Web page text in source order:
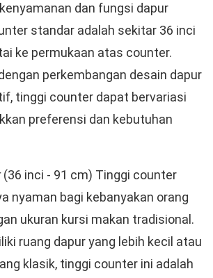
dan fungsi dapur
standar adalah sekitar 36 inci
ke permukaan atas counter.
perkembangan desain dapur
tinggi counter dapat bervariasi
preferensi dan kebutuhan
(36 inci - 91 cm) Tinggi counter
nyaman bagi kebanyakan orang
ukuran kursi makan tradisional.
ruang dapur yang lebih kecil atau
klasik, tinggi counter ini adalah